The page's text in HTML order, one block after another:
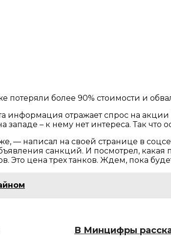
более 90% стоимости и
информация отражает спрос на
– к нему нет интереса. Так что
— написал на своей странице в
санкций. И посмотрел, какая
цена трех танков. Ждем, пока будет
В Минцифры